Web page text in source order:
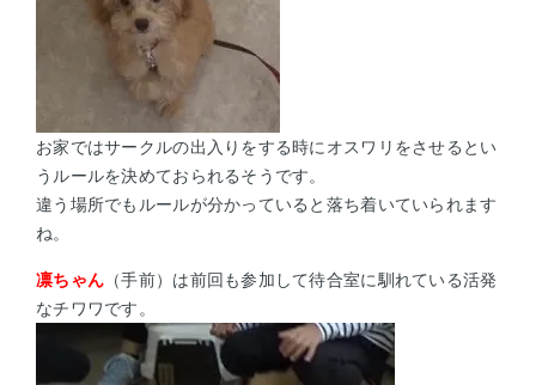
お家ではサークルの出入りをする時にオスワリをさせるとい
うルールを決めておられるそうです。
違う場所でもルールが分かっていると落ち着いていられます
ね。
凛ちゃん （手前）は前回も参加して待合室に馴れている活発
なチワワです。